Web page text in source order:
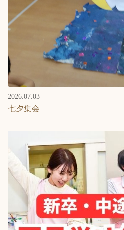
2026.07.03
七夕集会